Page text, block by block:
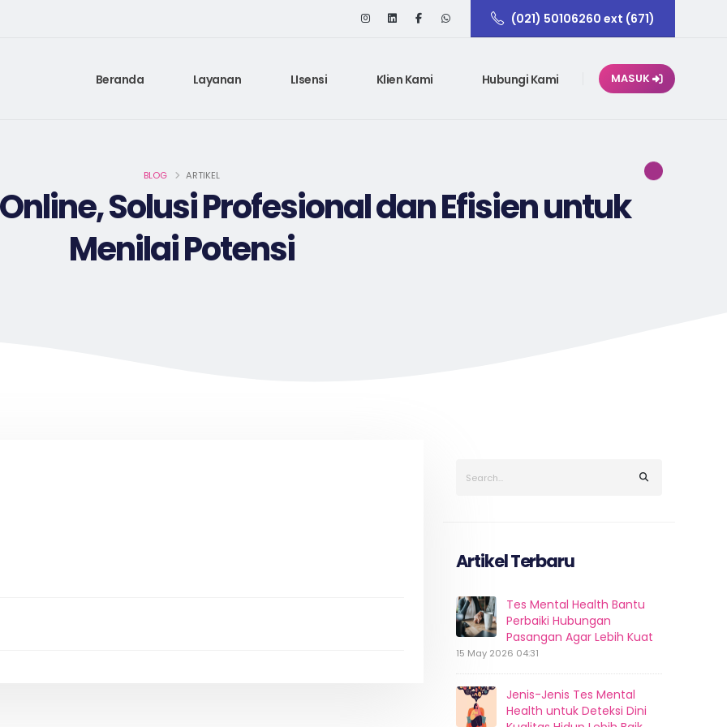
(021) 50106260 ext (671)
Beranda Layanan LIsensi Klien Kami Hubungi Kami MASUK
BLOG ARTIKEL
Solusi Profesional dan Efisien untuk
Menilai Potensi
Artikel Terbaru
Tes Mental Health Bantu
Perbaiki Hubungan
Pasangan Agar Lebih Kuat
15 May 2026 04:31
Jenis-Jenis Tes Mental
Health untuk Deteksi Dini